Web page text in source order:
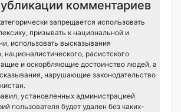
комментариев
запрещается использовать
призывать к национальной и
использовать высказывания
националистического, расистского
и оскорбляющие достоинство людей, а
нарушающие законодательство
установленных администрацией
пользователя будет удален без каких-